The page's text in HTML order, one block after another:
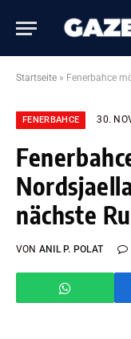
Startseite » Fenerbahce
FENERBAHCE 30.
nächste
VON ANIL P. POLAT